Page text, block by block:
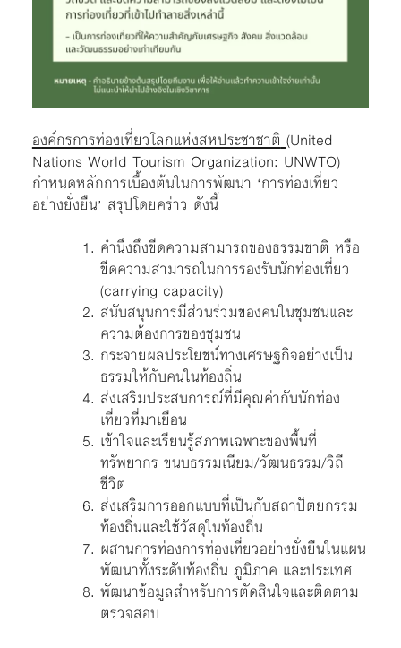
องค์กรการท่องเที่ยวโลกแห่งสหประชาชาติ (United
Nations World Tourism Organization: UNWTO)
กำหนดหลักการเบื้องต้นในการพัฒนา ‘การท่องเที่ยว
อย่างยั่งยืน’ สรุปโดยคร่าว ดังนี้
คำนึงถึงขีดความสามารถของธรรมชาติ หรือ
ขีดความสามารถในการรองรับนักท่องเที่ยว
(carrying capacity)
สนับสนุนการมีส่วนร่วมของคนในชุมชนและ
ความต้องการของชุมชน
กระจายผลประโยชน์ทางเศรษฐกิจอย่างเป็น
ธรรมให้กับคนในท้องถิ่น
ส่งเสริมประสบการณ์ที่มีคุณค่ากับนักท่อง
เที่ยวที่มาเยือน
เข้าใจและเรียนรู้สภาพเฉพาะของพื้นที่
ทรัพยากร ขนบธรรมเนียม/วัฒนธรรม/วิถี
ชีวิต
ส่งเสริมการออกแบบที่เป็นกับสถาปัตยกรรม
ท้องถิ่นและใช้วัสดุในท้องถิ่น
ผสานการท่องการท่องเที่ยวอย่างยั่งยืนในแผน
พัฒนาทั้งระดับท้องถิ่น ภูมิภาค และประเทศ
พัฒนาข้อมูลสำหรับการตัดสินใจและติดตาม
ตรวจสอบ